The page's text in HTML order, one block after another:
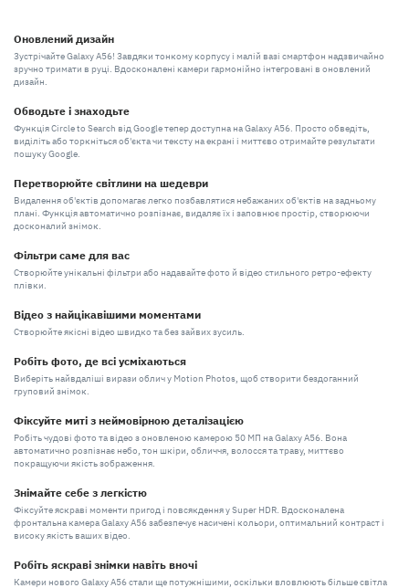
Оновлений дизайн
Зустрічайте Galaxy A56! Завдяки тонкому корпусу і малій вазі смартфон надзвичайно
зручно тримати в руці. Вдосконалені камери гармонійно інтегровані в оновлений
дизайн.
Обводьте і знаходьте
Функція Circle to Search від Google тепер доступна на Galaxy A56. Просто обведіть,
виділіть або торкніться об'єкта чи тексту на екрані і миттєво отримайте результати
пошуку Google.
Перетворюйте світлини на шедеври
Видалення об'єктів допомагає легко позбавлятися небажаних об'єктів на задньому
плані. Функція автоматично розпізнає, видаляє їх і заповнює простір, створюючи
досконалий знімок.
Фільтри саме для вас
Створюйте унікальні фільтри або надавайте фото й відео стильного ретро-ефекту
плівки.
Відео з найцікавішими моментами
Створюйте якісні відео швидко та без зайвих зусиль.
Робіть фото, де всі усміхаються
Виберіть найвдаліші вирази облич у Motion Photos, щоб створити бездоганний
груповий знімок.
Фіксуйте миті з неймовірною деталізацією
Робіть чудові фото та відео з оновленою камерою 50 МП на Galaxy A56. Вона
автоматично розпізнає небо, тон шкіри, обличчя, волосся та траву, миттєво
покращуючи якість зображення.
Знімайте себе з легкістю
Фіксуйте яскраві моменти пригод і повсякдення у Super HDR. Вдосконалена
фронтальна камера Galaxy A56 забезпечує насичені кольори, оптимальний контраст і
високу якість ваших відео.
Робіть яскраві знімки навіть вночі
Камери нового Galaxy A56 стали ще потужнішими, оскільки вловлюють більше світла